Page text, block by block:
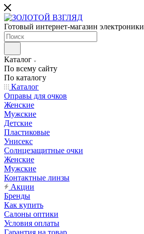
Готовый интернет-магазин электроники
Каталог
По всему сайту
По каталогу
Каталог
Оправы для очков
Женские
Мужские
Детские
Пластиковые
Унисекс
Солнцезащитные очки
Женские
Мужские
Контактные линзы
Акции
Бренды
Как купить
Салоны оптики
Условия оплаты
Гарантия на товар